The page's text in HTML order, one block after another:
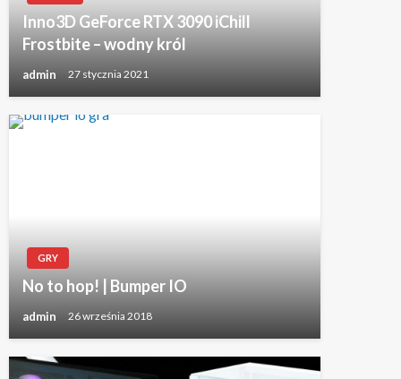
Inno3D GeForce RTX 3090 iChill
Frostbite – wodny król
admin 27 stycznia 2021
GRY
No to hop! | Bumper IO
admin 26 września 2018